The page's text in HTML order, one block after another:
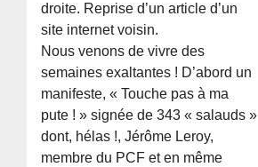
droite. Reprise d’un article d’un
site internet voisin.
Nous venons de vivre des
semaines exaltantes ! D’abord un
manifeste, « Touche pas à ma
pute ! » signée de 343 « salauds »
dont, hélas !, Jérôme Leroy,
membre du PCF et en même